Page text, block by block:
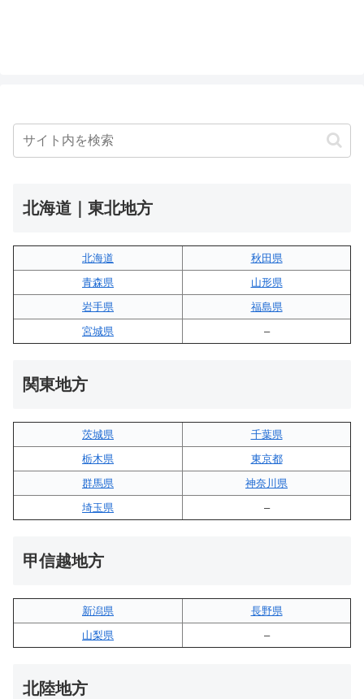
北海道｜東北地方
北海道
秋田県
青森県
山形県
岩手県
福島県
宮城県
–
関東地方
茨城県
千葉県
栃木県
東京都
群馬県
神奈川県
埼玉県
–
甲信越地方
新潟県
長野県
山梨県
–
北陸地方